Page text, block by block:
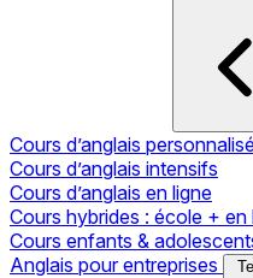
Cours d’anglais
Cours d’anglais intensifs
Cours d’anglais en ligne
Cours hybrides : école + en
Cours enfants &
Anglais pour entreprises